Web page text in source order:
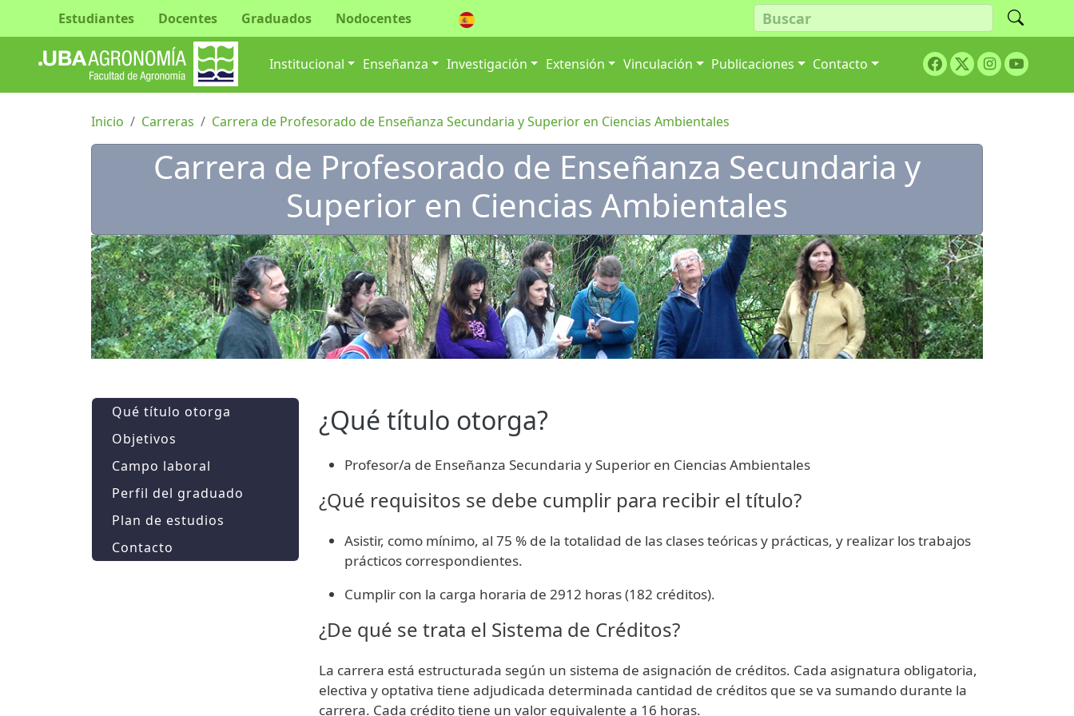
Estudiantes Docentes Graduados Nodocentes
Navegación principal
Institucional Enseñanza Investigación Extensión Vinculación Publicaciones Contacto Facebook
TwitterInstagram
Youtube
Inicio Carreras Carrera de Profesorado de Enseñanza Secundaria y Superior en Ciencias Ambientales
Carrera de Profesorado de Enseñanza Secundaria y
Superior en Ciencias Ambientales
¿Qué título otorga?
Profesor/a de Enseñanza Secundaria y Superior en Ciencias Ambientales
¿Qué requisitos se debe cumplir para recibir el título?
Asistir, como mínimo, al 75 % de la totalidad de las clases teóricas y prácticas, y realizar los trabajos
prácticos correspondientes.
Cumplir con la carga horaria de 2912 horas (182 créditos).
¿De qué se trata el Sistema de Créditos?
La carrera está estructurada según un sistema de asignación de créditos. Cada asignatura obligatoria,
electiva y optativa tiene adjudicada determinada cantidad de créditos que se va sumando durante la
carrera. Cada crédito tiene un valor equivalente a 16 horas.
Qué título otorga
Objetivos
Campo laboral
Perfil del graduado
Plan de estudios
Contacto